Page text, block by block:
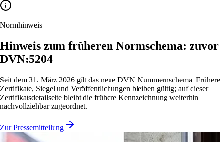
Normhinweis
Hinweis zum früheren Normschema: zuvor
DVN:5204
Seit dem 31. März 2026 gilt das neue DVN-Nummernschema. Frühere
Zertifikate, Siegel und Veröffentlichungen bleiben gültig; auf dieser
Zertifikatsdetailseite bleibt die frühere Kennzeichnung weiterhin
nachvollziehbar zugeordnet.
Zur Pressemitteilung